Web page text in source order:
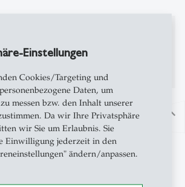
Einstellungen
Cookies/Targeting und
Daten, um
messen bzw. den Inhalt unserer
Da wir Ihre Privatsphäre
wir Sie um Erlaubnis. Sie
Einwilligung jederzeit in den
ändern/anpassen.
auf Alexandria
north